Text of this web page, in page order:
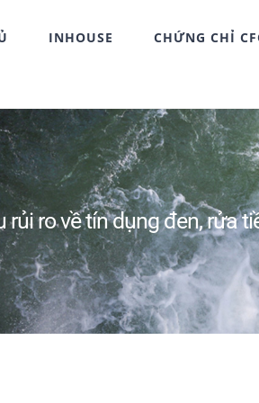
INHOUSE CHỨNG CHỈ
ro về tín dụng đen, rửa